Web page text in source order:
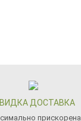
ДОСТАВКА
прискорена